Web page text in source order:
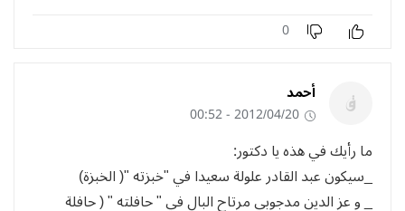
0
أحمد
2012/04/20 - 00:52
ما رأيك في هذه يا دكتور:
_سيكون عبد القادر علولة سعيدا في "خبزته "( الخبزة)
_ و عز الدين مدجوبي مرتاح البال في " حافلته " ( حافلة